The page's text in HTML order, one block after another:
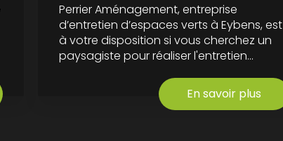
Perrier Aménagement, entreprise
d’entretien d’espaces verts à Eybens, est
à votre disposition si vous cherchez un
paysagiste pour réaliser l'entretien...
En savoir plus